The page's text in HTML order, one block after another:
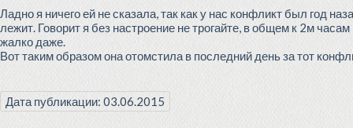
Ладно я ничего ей не сказала, так как у нас конфликт был год
лежит. Говорит я без настроение не трогайте, в общем к 2м
жалко даже.
Вот таким образом она отомстила в последний день за тот
Дата публикации: 03.06.2015